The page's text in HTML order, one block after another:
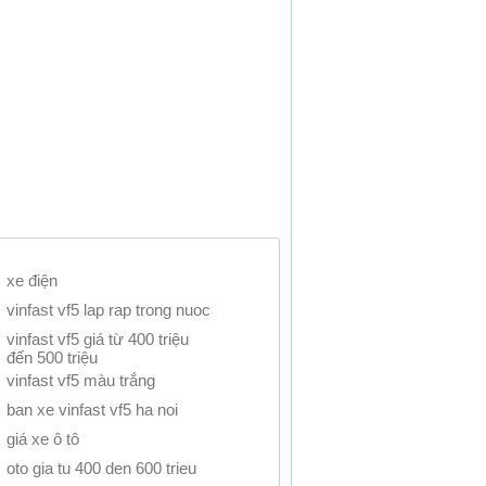
xe điện
vinfast vf5 lap rap trong nuoc
vinfast vf5 giá từ 400 triệu
đến 500 triệu
vinfast vf5 màu trắng
ban xe vinfast vf5 ha noi
giá xe ô tô
oto gia tu 400 den 600 trieu